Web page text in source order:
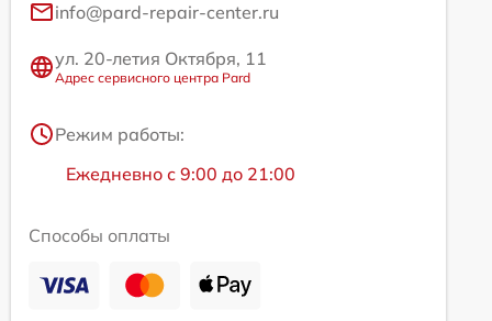
info@pard-repair-center.ru
ул. 20-летия Октября, 11
Адрес сервисного центра Pard
Режим работы:
Ежедневно с 9:00 до 21:00
Способы оплаты